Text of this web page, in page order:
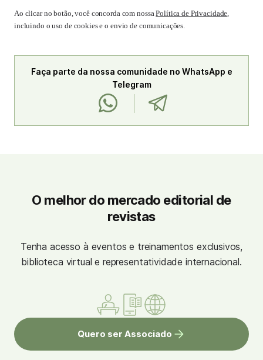
Ao clicar no botão, você concorda com nossaPolítica de Privacidade,
incluindo o uso de cookies e o envio de comunicações.
Faça parte da nossa comunidade no WhatsApp e
Telegram
O melhor do mercado editorial de
revistas
Tenha acesso à eventos e treinamentos exclusivos,
biblioteca virtual e representatividade internacional.
Quero ser Associado